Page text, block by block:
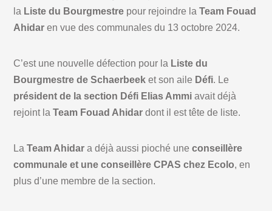
la Liste du Bourgmestre pour rejoindre laTeam Fouad
Ahidar en vue des communales du 13 octobre 2024.
C’est une nouvelle défection pour la Liste du
Bourgmestre de Schaerbeek et son aile Défi. Le
président de la section Défi Elias Ammi avait déjà
rejoint laTeam Fouad Ahidar dont il est tête de liste.
LaTeam Ahidar a déjà aussi pioché une conseillère
communale et une conseillère CPAS chez Ecolo, en
plus d’une membre de la section.